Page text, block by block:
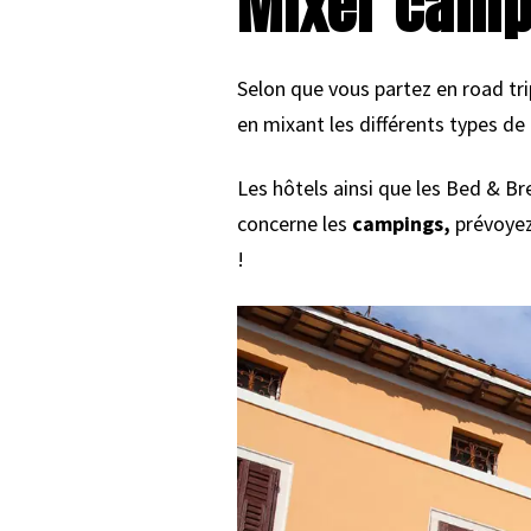
Selon que vous partez en road
en mixant les différents types de
Les hôtels ainsi que les Bed &
concerne les campings,
!